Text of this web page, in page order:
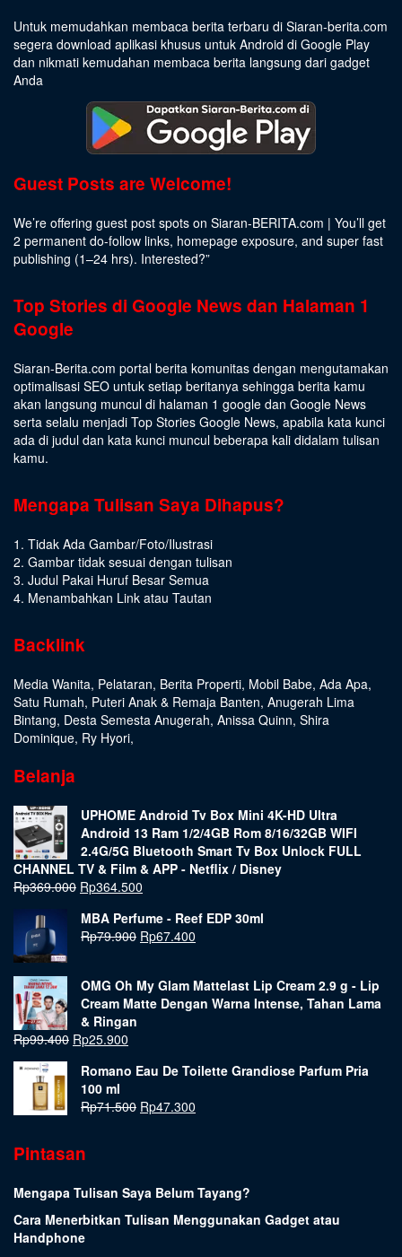
Untuk memudahkan membaca berita terbaru di Siaran-berita.com
segera download aplikasi khusus untuk Android di Google Play
dan nikmati kemudahan membaca berita langsung dari gadget
Anda
Guest Posts are Welcome!
We’re offering guest post spots on Siaran-BERITA.com | You’ll get
2 permanent do-follow links, homepage exposure, and super fast
publishing (1–24 hrs). Interested?”
Top Stories di Google News dan Halaman 1
Google
Siaran-Berita.com portal berita komunitas dengan mengutamakan
optimalisasi SEO untuk setiap beritanya sehingga berita kamu
akan langsung muncul di halaman 1 google dan Google News
serta selalu menjadi Top Stories Google News, apabila kata kunci
ada di judul dan kata kunci muncul beberapa kali didalam tulisan
kamu.
Mengapa Tulisan Saya Dihapus?
1. Tidak Ada Gambar/Foto/Ilustrasi
2. Gambar tidak sesuai dengan tulisan
3. Judul Pakai Huruf Besar Semua
4. Menambahkan Link atau Tautan
Backlink
Media Wanita, Pelataran, Berita Properti, Mobil Babe, Ada Apa,
Satu Rumah, Puteri Anak & Remaja Banten, Anugerah Lima
Bintang, Desta Semesta Anugerah, Anissa Quinn, Shira
Dominique, Ry Hyori,
Belanja
UPHOME Android Tv Box Mini 4K-HD Ultra
Android 13 Ram 1/2/4GB Rom 8/16/32GB WIFI
2.4G/5G Bluetooth Smart Tv Box Unlock FULL
CHANNEL TV & Film & APP - Netflix / Disney
Rp369.000 Rp364.500
MBA Perfume - Reef EDP 30ml
Rp79.900 Rp67.400
OMG Oh My Glam Mattelast Lip Cream 2.9 g - Lip
Cream Matte Dengan Warna Intense, Tahan Lama
& Ringan
Rp99.400 Rp25.900
Romano Eau De Toilette Grandiose Parfum Pria
100 ml
Rp71.500 Rp47.300
Pintasan
Mengapa Tulisan Saya Belum Tayang?
Cara Menerbitkan Tulisan Menggunakan Gadget atau
Handphone